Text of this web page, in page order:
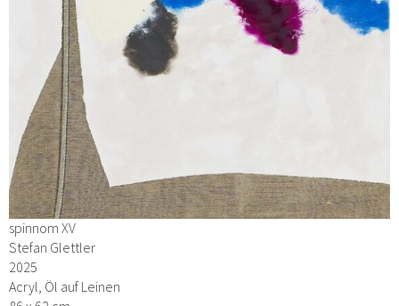
spinnom XV
Stefan Glettler
2025
Acryl, Öl auf Leinen